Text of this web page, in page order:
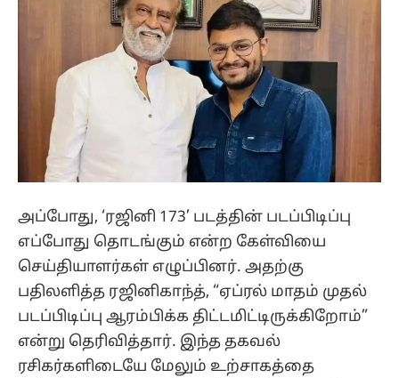
அப்போது, ‘ரஜினி 173’ படத்தின் படப்பிடிப்பு
எப்போது தொடங்கும் என்ற கேள்வியை
செய்தியாளர்கள் எழுப்பினர். அதற்கு
பதிலளித்த ரஜினிகாந்த், “ஏப்ரல் மாதம் முதல்
படப்பிடிப்பு ஆரம்பிக்க திட்டமிட்டிருக்கிறோம்”
என்று தெரிவித்தார். இந்த தகவல்
ரசிகர்களிடையே மேலும் உற்சாகத்தை